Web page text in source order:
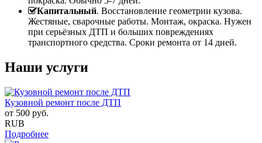
Капитальный. Восстановление геометрии кузова.
Жестяные, сварочные работы. Монтаж, окраска. Нужен
при серьёзных ДТП и больших повреждениях
транспортного средства. Сроки ремонта от 14 дней.
Наши услуги
Кузовной ремонт после ДТП
от 500 руб.
RUB
Подробнее